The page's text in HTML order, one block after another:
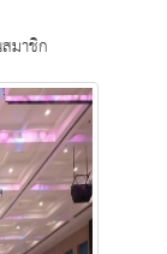
มาชิก